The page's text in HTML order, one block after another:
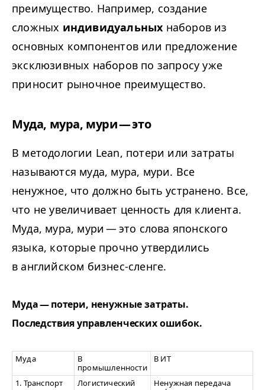
преимущество. Например, создание
сложных индивидуальных наборов из
основных компонентов или предложение
эксклюзивных наборов по запросу уже
приносит рыночное преимущество.
Муда, мура, мури — это
В методологии Lean, потери или затраты
называются муда, мура, мури. Все
ненужное, что должно быть устранено. Все,
что не увеличивает ценность для клиента.
Муда, мура, мури — это слова японского
языка, которые прочно утвердились
в английском бизнес-сленге.
Муда — потери, ненужные затраты.
Последствия управленческих ошибок.
Муда
В
промышленности
В ИТ
1. Транспорт
Логистический
Ненужная передача